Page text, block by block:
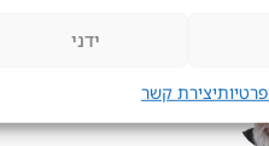
ידני
יצירת קשר
הרב יאיר בידני